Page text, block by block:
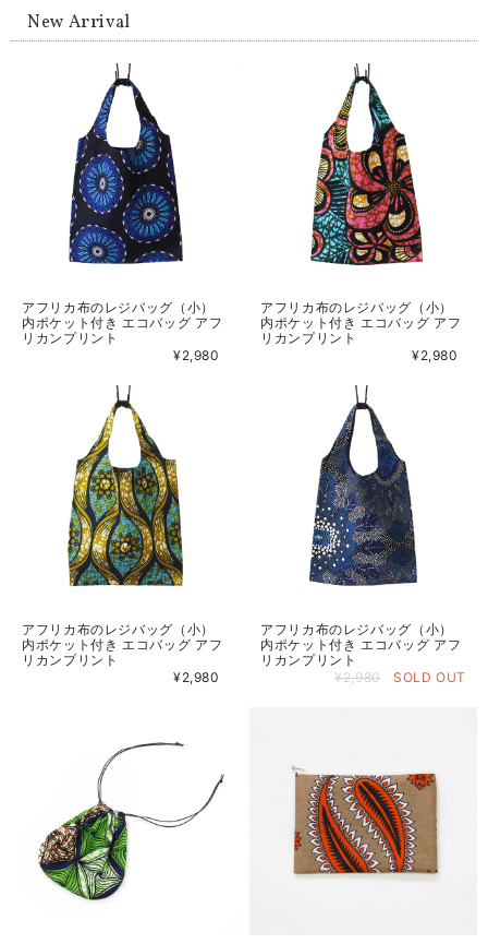
New Arrival
アフリカ布のレジバッグ（小）
内ポケット付き エコバッグ アフ
リカンプリント
¥2,980
アフリカ布のレジバッグ（小）
内ポケット付き エコバッグ アフ
リカンプリント
¥2,980
アフリカ布のレジバッグ（小）
内ポケット付き エコバッグ アフ
リカンプリント
¥2,980
アフリカ布のレジバッグ（小）
内ポケット付き エコバッグ アフ
リカンプリント
¥2,980
SOLD OUT